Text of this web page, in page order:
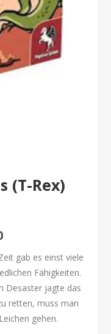
(T-Rex)
gab es einst viele
Fähigkeiten.
Desaster jagte das
retten, muss man
gehen.